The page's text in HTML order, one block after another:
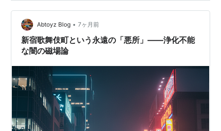
Abtoyz Blog • 7ヶ月前
新宿歌舞伎町という永遠の「悪所」――浄化不能
な闇の磁場論